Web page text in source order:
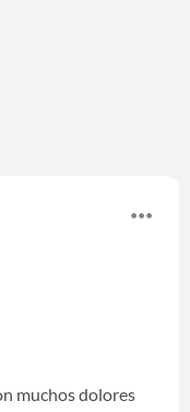
muchos dolores